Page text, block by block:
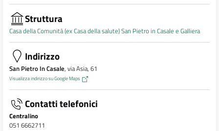
Struttura
Casa della Comunità (ex Casa della salute) San Pietro in Casale e Galliera
Indirizzo
San Pietro In Casale, via Asia, 61
Visualizza indirizzo su Google Maps
Contatti telefonici
Centralino
051 6662711